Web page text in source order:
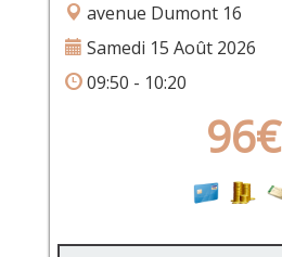
avenue Dumont 16
Samedi 15 Août 2026
09:50 - 10:20
96€